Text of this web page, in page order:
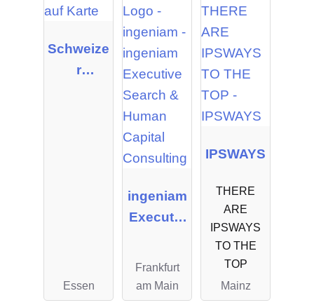
Schweize
r
Essen
ingeniam
Executiv
Capital
Consulti
Frankfurt
am Main
IPSWAYS
THERE
ARE
IPSWAYS
TO THE
TOP
Mainz